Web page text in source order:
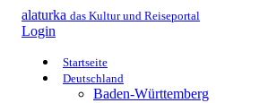
alaturka das Kultur und Reiseportal
Login
Startseite
Deutschland
Baden-Württemberg